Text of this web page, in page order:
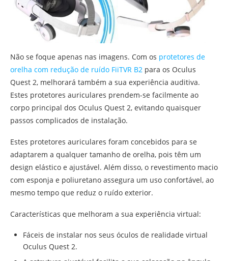
Não se foque apenas nas imagens. Com os protetores de
orelha com redução de ruído FiiTVR B2 para os Oculus
Quest 2, melhorará também a sua experiência auditiva.
Estes protetores auriculares prendem-se facilmente ao
corpo principal dos Oculus Quest 2, evitando quaisquer
passos complicados de instalação.
Estes protetores auriculares foram concebidos para se
adaptarem a qualquer tamanho de orelha, pois têm um
design elástico e ajustável. Além disso, o revestimento macio
com esponja e poliuretano assegura um uso confortável, ao
mesmo tempo que reduz o ruído exterior.
Características que melhoram a sua experiência virtual:
Fáceis de instalar nos seus óculos de realidade virtual
Oculus Quest 2.